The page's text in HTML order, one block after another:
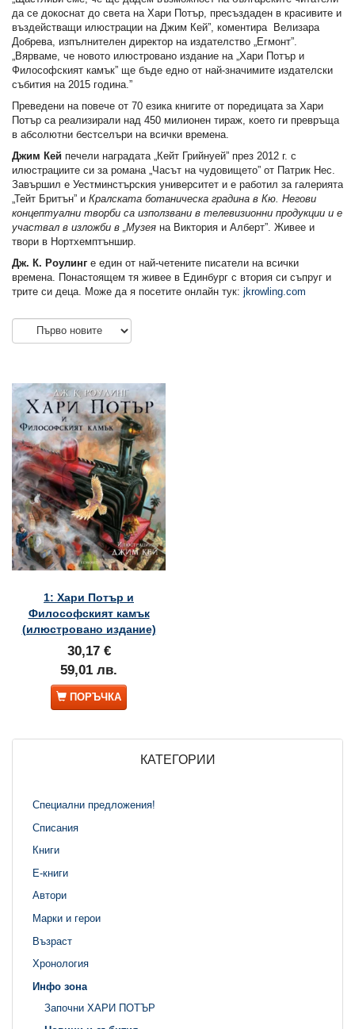
да се докоснат до света на Хари Потър, пресъздаден в красивите и
въздействащи илюстрации на Джим Кей”, коментира Велизара
Добрева, изпълнителен директор на издателство „Егмонт”.
„Вярваме, че новото илюстровано издание на „Хари Потър и
Философският камък” ще бъде едно от най-значимите издателски
събития на 2015 година.”
Преведени на повече от 70 езика книгите от поредицата за Хари
Потър са реализирали над 450 милионен тираж, което ги превръща
в абсолютни бестселъри на всички времена.
Джим Кей печели наградата „Кейт Грийнуей” през 2012 г. с
илюстрациите си за романа „Часът на чудовището” от Патрик Нес.
Завършил е Уестминстърския университет и е работил за галерията
„Тейт Бритън” и Кралската ботаническа градина в Кю. Негови
концептуални творби са използвани в телевизионни продукции и е
участвал в изложби в „Музея на Виктория и Алберт”. Живее и
твори в Нортхемптъншир.
Дж. К. Роулинг е един от най-четените писатели на всички
времена. Понастоящем тя живее в Единбург с втория си съпруг и
трите си деца. Може да я посетите онлайн тук: jkrowling.com
1: Хари Потър и
Философският камък
(илюстровано издание)
30,17 €
59,01 лв.
ПОРЪЧКА
КАТЕГОРИИ
Специални предложения!
Списания
Книги
Е-книги
Автори
Марки и герои
Възраст
Хронология
Инфо зона
Започни ХАРИ ПОТЪР